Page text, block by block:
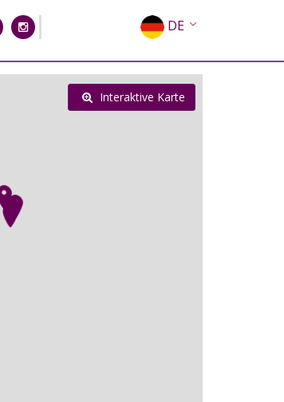
DE
EN
EL
Interaktive Karte